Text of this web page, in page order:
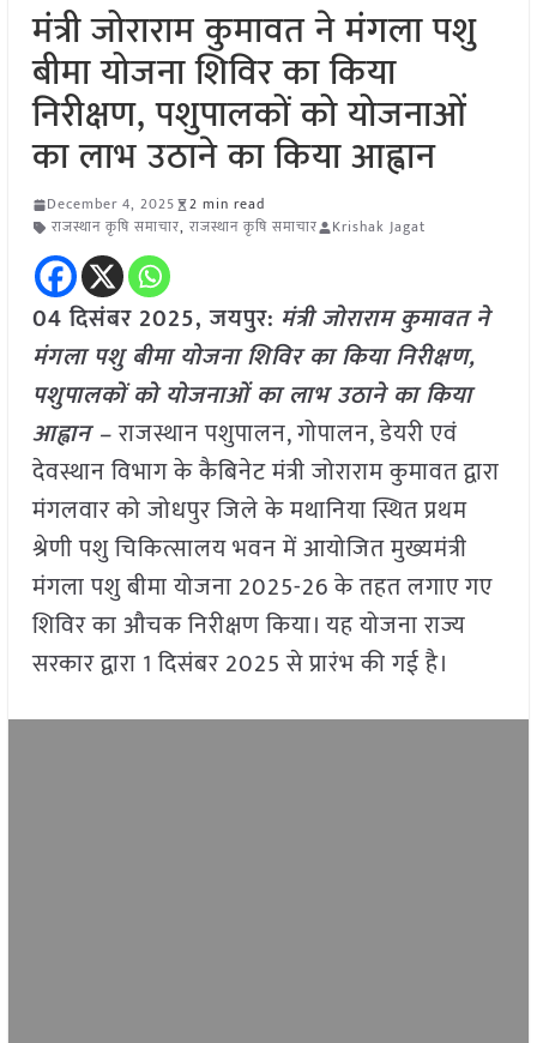
मंत्री जोराराम कुमावत ने मंगला पशु
बीमा योजना शिविर का किया
निरीक्षण, पशुपालकों को योजनाओं
का लाभ उठाने का किया आह्वान
December 4, 2025
2 min read
राजस्थान कृषि समाचार, राजस्थान कृषि समाचार Krishak Jagat
04 दिसंबर 2025, जयपुर: मंत्री जोराराम कुमावत ने
मंगला पशु बीमा योजना शिविर का किया निरीक्षण,
पशुपालकों को योजनाओं का लाभ उठाने का किया
आह्वान –राजस्थान पशुपालन, गोपालन, डेयरी एवं
देवस्थान विभाग के कैबिनेट मंत्री जोराराम कुमावत द्वारा
मंगलवार को जोधपुर जिले के मथानिया स्थित प्रथम
श्रेणी पशु चिकित्सालय भवन में आयोजित मुख्यमंत्री
मंगला पशु बीमा योजना 2025-26 के तहत लगाए गए
शिविर का औचक निरीक्षण किया। यह योजना राज्य
सरकार द्वारा 1 दिसंबर 2025 से प्रारंभ की गई है।